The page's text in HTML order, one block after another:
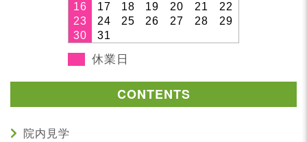
16
17 18 19 20 21
22
23
24 25 26 27 28
29
30
31
休業日
CONTENTS
院内見学